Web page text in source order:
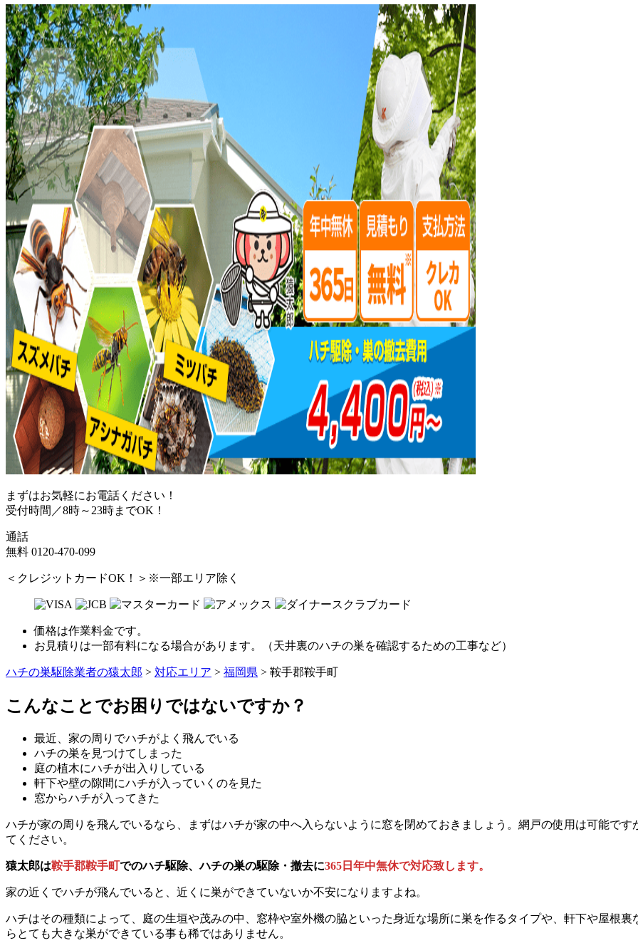
まずはお気軽にお電話ください！
受付時間／8時～23時までOK！
通話
無料 0120-470-099
＜クレジットカードOK！＞※一部エリア除く
価格は作業料金です。
お見積りは一部有料になる場合があります。（天井裏のハチの巣を確認するための工事など）
ハチの巣駆除業者の猿太郎 > 対応エリア > 福岡県 > 鞍手郡鞍手町
こんなことでお困りではないですか？
最近、家の周りでハチがよく飛んでいる
ハチの巣を見つけてしまった
庭の植木にハチが出入りしている
軒下や壁の隙間にハチが入っていくのを見た
窓からハチが入ってきた
ハチが家の周りを飛んでいるなら、まずはハチが家の中へ入らないように窓を閉めておきましょう。網戸の使用は可能で
てください。
猿太郎は鞍手郡鞍手町でのハチ駆除、ハチの巣の駆除・撤去に365日年中無休で対応致します。
家の近くでハチが飛んでいると、近くに巣ができていないか不安になりますよね。
ハチはその種類によって、庭の生垣や茂みの中、窓枠や室外機の脇といった身近な場所に巣を作るタイプや、軒下や屋根
らとても大きな巣ができている事も稀ではありません。